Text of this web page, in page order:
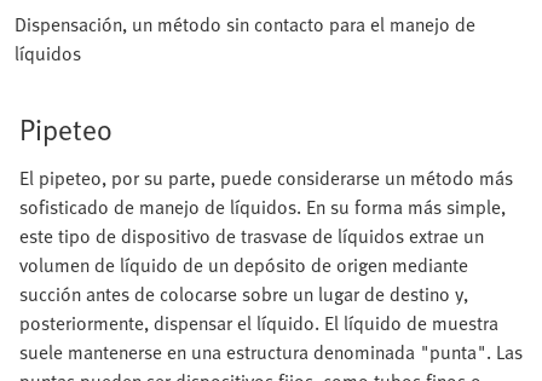
Dispensación, un método sin contacto para el manejo de
líquidos
Pipeteo
El pipeteo, por su parte, puede considerarse un método más
sofisticado de manejo de líquidos. En su forma más simple,
este tipo de dispositivo de trasvase de líquidos extrae un
volumen de líquido de un depósito de origen mediante
succión antes de colocarse sobre un lugar de destino y,
posteriormente, dispensar el líquido. El líquido de muestra
suele mantenerse en una estructura denominada "punta". Las